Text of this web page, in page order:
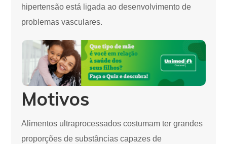
hipertensão está ligada ao desenvolvimento de
problemas vasculares.
Motivos
Alimentos ultraprocessados costumam ter grandes
proporções de substâncias capazes de